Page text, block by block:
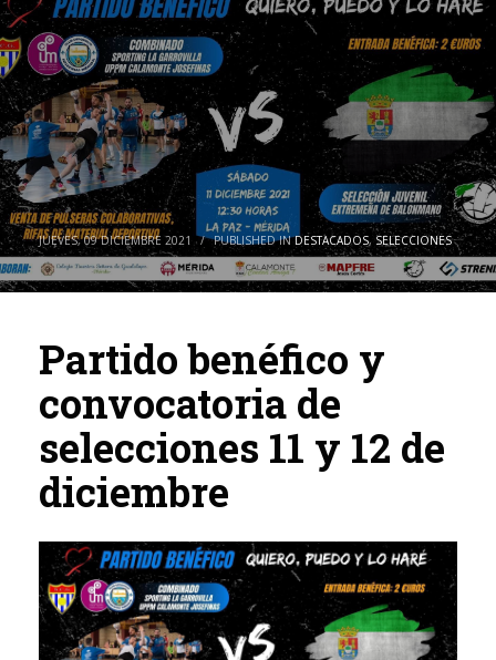
JUEVES, 09 DICIEMBRE 2021 / PUBLISHED INDESTACADOS, SELECCIONES
Partido benéfico y
convocatoria de
selecciones 11 y 12 de
diciembre